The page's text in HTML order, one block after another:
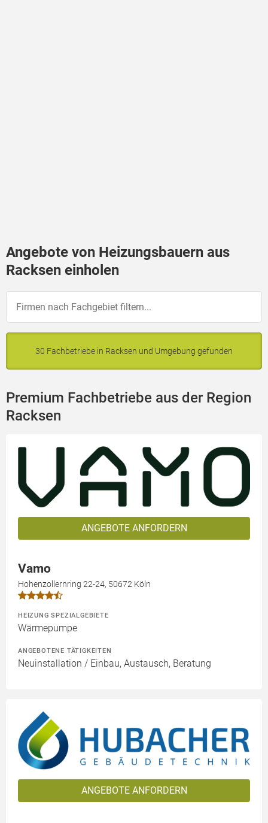
Angebote von Heizungsbauern aus
Racksen einholen
30 Fachbetriebe in Racksen und Umgebung gefunden
Premium Fachbetriebe aus der Region
Racksen
ANGEBOTE ANFORDERN
Vamo
Hohenzollernring 22-24, 50672 Köln
HEIZUNG SPEZIALGEBIETE
Wärmepumpe
ANGEBOTENE TÄTIGKEITEN
Neuinstallation / Einbau, Austausch, Beratung
ANGEBOTE ANFORDERN